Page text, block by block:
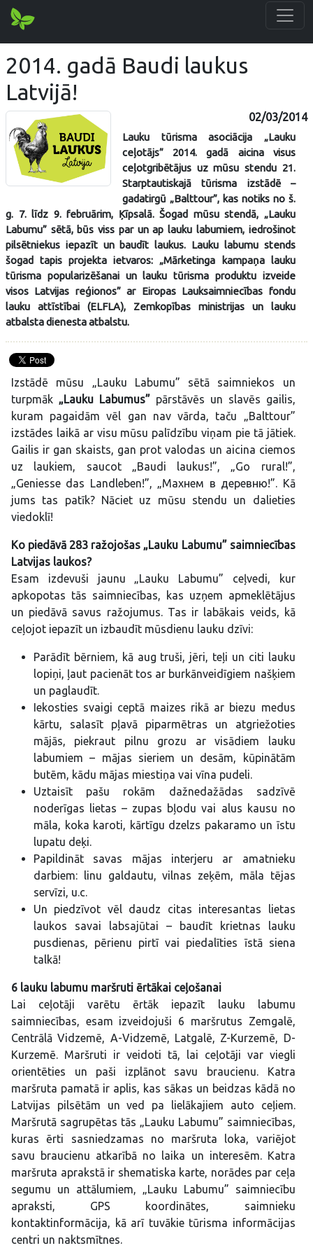
2014. gadā Baudi laukus
Latvijā!
02/03/2014
Lauku tūrisma asociācija „Lauku
ceļotājs” 2014. gadā aicina visus
ceļotgribētājus uz mūsu stendu 21.
Starptautiskajā tūrisma izstādē –
gadatirgū „Balttour”, kas notiks no š.
g. 7. līdz 9. februārim, Ķīpsalā. Šogad mūsu stendā, „Lauku
Labumu” sētā, būs viss par un ap lauku labumiem, iedrošinot
pilsētniekus iepazīt un baudīt laukus. Lauku labumu stends
šogad tapis projekta ietvaros: „Mārketinga kampaņa lauku
tūrisma popularizēšanai un lauku tūrisma produktu izveide
visos Latvijas reģionos” ar Eiropas Lauksaimniecības fondu
lauku attīstībai (ELFLA), Zemkopības ministrijas un lauku
atbalsta dienesta atbalstu.
Izstādē mūsu „Lauku Labumu” sētā saimniekos un
turpmāk „Lauku Labumus”pārstāvēs un slavēs gailis,
kuram pagaidām vēl gan nav vārda, taču „Balttour”
izstādes laikā ar visu mūsu palīdzību viņam pie tā jātiek.
Gailis ir gan skaists, gan prot valodas un aicina ciemos
uz laukiem, saucot „Baudi laukus!”, „Go rural!”,
„Geniesse das Landleben!”, „Махнем в деревню!”. Kā
jums tas patīk? Nāciet uz mūsu stendu un dalieties
viedoklī!
Ko piedāvā 283 ražojošas „Lauku Labumu” saimniecības
Latvijas laukos?
Esam izdevuši jaunu „Lauku Labumu” ceļvedi, kur
apkopotas tās saimniecības, kas uzņem apmeklētājus
un piedāvā savus ražojumus. Tas ir labākais veids, kā
ceļojot iepazīt un izbaudīt mūsdienu lauku dzīvi:
Parādīt bērniem, kā aug truši, jēri, teļi un citi lauku
lopiņi, ļaut pacienāt tos ar burkānveidīgiem našķiem
un paglaudīt.
Iekosties svaigi ceptā maizes rikā ar biezu medus
kārtu, salasīt pļavā piparmētras un atgriežoties
mājās, piekraut pilnu grozu ar visādiem lauku
labumiem – mājas sieriem un desām, kūpinātām
butēm, kādu mājas miestiņa vai vīna pudeli.
Uztaisīt pašu rokām dažnedažādas sadzīvē
noderīgas lietas – zupas bļodu vai alus kausu no
māla, koka karoti, kārtīgu dzelzs pakaramo un īstu
lupatu deķi.
Papildināt savas mājas interjeru ar amatnieku
darbiem: linu galdautu, vilnas zeķēm, māla tējas
servīzi, u.c.
Un piedzīvot vēl daudz citas interesantas lietas
laukos savai labsajūtai – baudīt krietnas lauku
pusdienas, pērienu pirtī vai piedalīties īstā siena
talkā!
6 lauku labumu maršruti ērtākai ceļošanai
Lai ceļotāji varētu ērtāk iepazīt lauku labumu
saimniecības, esam izveidojuši 6 maršrutus Zemgalē,
Centrālā Vidzemē, A-Vidzemē, Latgalē, Z-Kurzemē, D-
Kurzemē. Maršruti ir veidoti tā, lai ceļotāji var viegli
orientēties un paši izplānot savu braucienu. Katra
maršruta pamatā ir aplis, kas sākas un beidzas kādā no
Latvijas pilsētām un ved pa lielākajiem auto ceļiem.
Maršrutā sagrupētas tās „Lauku Labumu” saimniecības,
kuras ērti sasniedzamas no maršruta loka, variējot
savu braucienu atkarībā no laika un interesēm. Katra
maršruta aprakstā ir shematiska karte, norādes par ceļa
segumu un attālumiem, „Lauku Labumu” saimniecību
apraksti, GPS koordinātes, saimnieku
kontaktinformācija, kā arī tuvākie tūrisma informācijas
centri un naktsmītnes.